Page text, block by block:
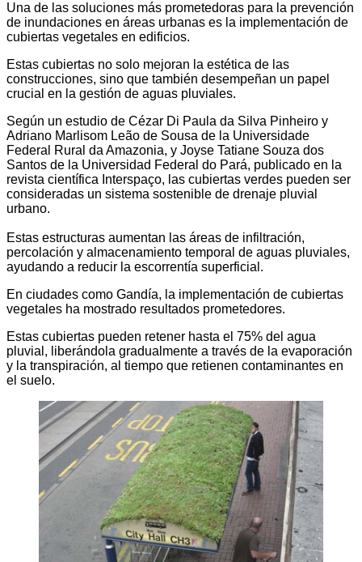
Una de las soluciones más prometedoras para la prevención
de inundaciones en áreas urbanas es la implementación de
cubiertas vegetales en edificios.
Estas cubiertas no solo mejoran la estética de las
construcciones, sino que también desempeñan un papel
crucial en la gestión de aguas pluviales.
Según un estudio de Cézar Di Paula da Silva Pinheiro y
Adriano Marlisom Leão de Sousa de la Universidade
Federal Rural da Amazonia, y Joyse Tatiane Souza dos
Santos de la Universidad Federal do Pará, publicado en la
revista científica Interspaço, las cubiertas verdes pueden ser
consideradas un sistema sostenible de drenaje pluvial
urbano.
Estas estructuras aumentan las áreas de infiltración,
percolación y almacenamiento temporal de aguas pluviales,
ayudando a reducir la escorrentía superficial.
En ciudades como Gandía, la implementación de cubiertas
vegetales ha mostrado resultados prometedores.
Estas cubiertas pueden retener hasta el 75% del agua
pluvial, liberándola gradualmente a través de la evaporación
y la transpiración, al tiempo que retienen contaminantes en
el suelo.